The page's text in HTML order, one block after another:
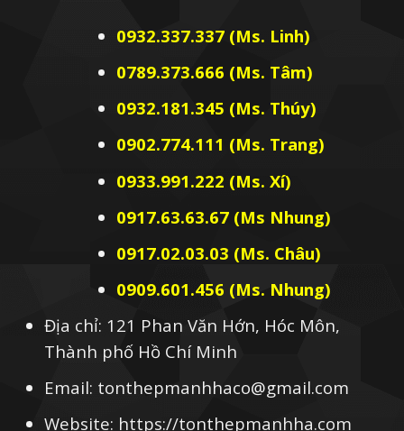
0932.337.337 (Ms. Linh)
0789.373.666 (Ms. Tâm)
0932.181.345 (Ms. Thúy)
0902.774.111 (Ms. Trang)
0933.991.222 (Ms. Xí)
0917.63.63.67 (Ms Nhung)
0917.02.03.03 (Ms. Châu)
0909.601.456 (Ms. Nhung)
Địa chỉ: 121 Phan Văn Hớn, Hóc Môn,
Thành phố Hồ Chí Minh
Email: tonthepmanhhaco@gmail.com
Website: https://tonthepmanhha.com